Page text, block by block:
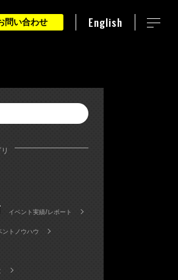
問い合わせ English
イベント実績/レポート
ントノウハウ